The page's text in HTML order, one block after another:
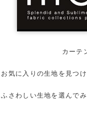
カーテ
お気に入りの生地を見つ
ふさわしい生地を選んで